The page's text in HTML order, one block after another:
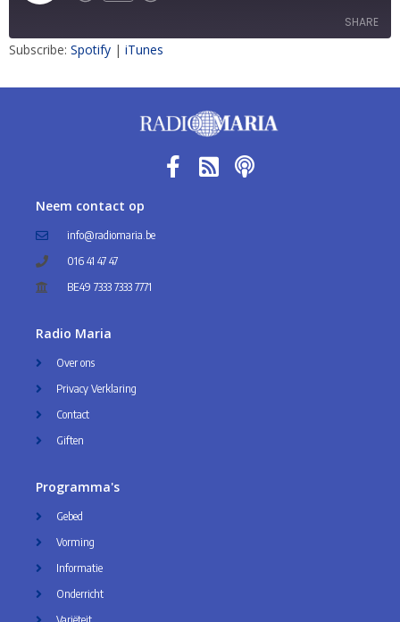
SHARE
Subscribe: Spotify | iTunes
Neem contact op
info@radiomaria.be
016 41 47 47
BE49 7333 7333 7771
Radio Maria
Over ons
Privacy Verklaring
Contact
Giften
Programma's
Gebed
Vorming
Informatie
Onderricht